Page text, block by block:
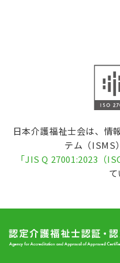
日本介護福祉士会は、情
テム（ISMS
「JIS Q 27001:2023（
て